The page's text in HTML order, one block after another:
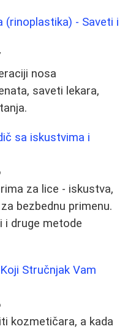
(rinoplastika) - Saveti i
nosa
saveti lekara,
sa iskustvima i
za lice - iskustva,
bezbednu primenu.
i druge metode
Stručnjak Vam
kozmetičara, a kada